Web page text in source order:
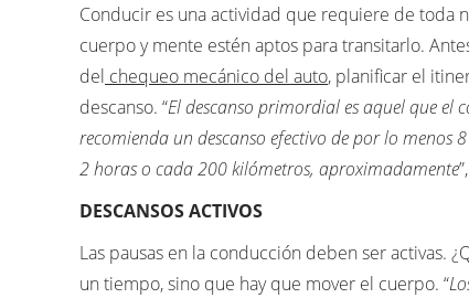
Conducir es una actividad que requiere de toda
cuerpo y mente estén aptos para transitarlo.
del chequeo mecánico del auto, planificar el
descanso. “El descanso primordial es aquel que el
recomienda un descanso efectivo de por lo menos
2 horas o cada 200 kilómetros, aproximadamente
DESCANSOS ACTIVOS
Las pausas en la conducción deben ser activas.
un tiempo, sino que hay que mover el cuerpo. “